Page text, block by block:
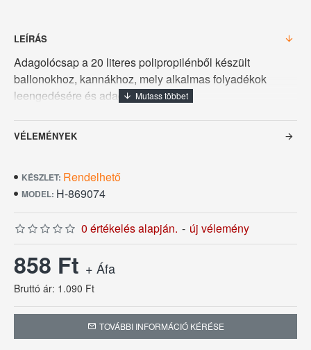
LEÍRÁS
Adagolócsap a 20 literes polipropilénből készült
ballonokhoz, kannákhoz, mely alkalmas folyadékok
leengedésére és adagolására.
VÉLEMÉNYEK
KÉSZLET: Rendelhető
MODEL: H-869074
0 értékelés alapján. - új vélemény
858 Ft + Áfa
Bruttó ár: 1.090 Ft
TOVÁBBI INFORMÁCIÓ KÉRÉSE